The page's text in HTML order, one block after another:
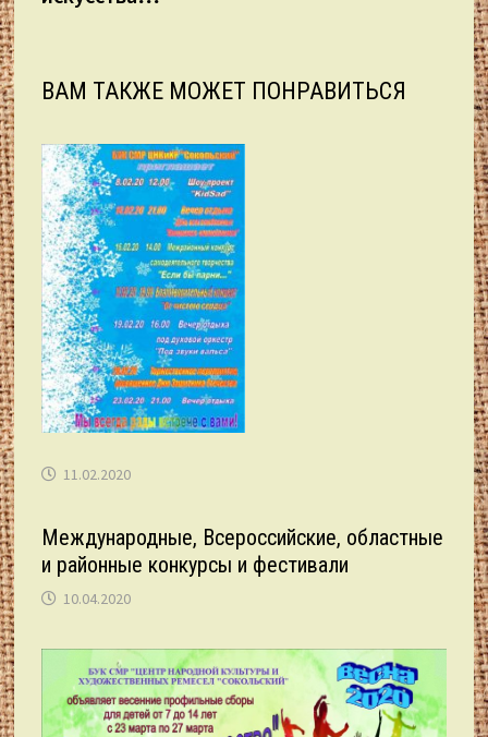
ВАМ ТАКЖЕ МОЖЕТ ПОНРАВИТЬСЯ
11.02.2020
Международные, Всероссийские, областные
и районные конкурсы и фестивали
10.04.2020